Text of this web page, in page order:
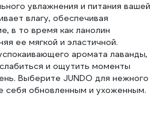
увлажнения и питания вашей
влагу, обеспечивая
в то время как ланолин
ее мягкой и эластичной.
аромата лаванды,
и ощутить моменты
Выберите JUNDO для нежного
себя обновленным и ухоженным.